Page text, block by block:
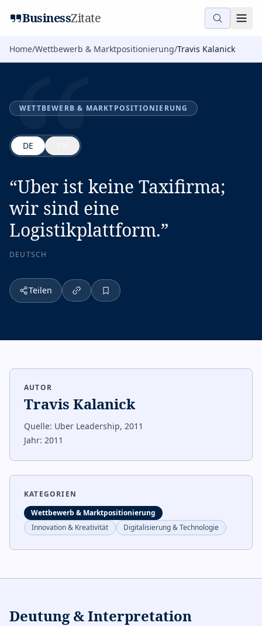
BusinessZitate
Home/Wettbewerb & Marktpositionierung/Travis Kalanick
“
WETTBEWERB & MARKTPOSITIONIERUNG
DE
“Uber ist keine Taxifirma;
wir sind eine
Logistikplattform.”
DEUTSCH
Teilen
AUTOR
Travis Kalanick
Quelle: Uber Leadership, 2011
Jahr: 2011
KATEGORIEN
Wettbewerb & Marktpositionierung
Innovation & Kreativität
Digitalisierung & Technologie
Deutung & Interpretation